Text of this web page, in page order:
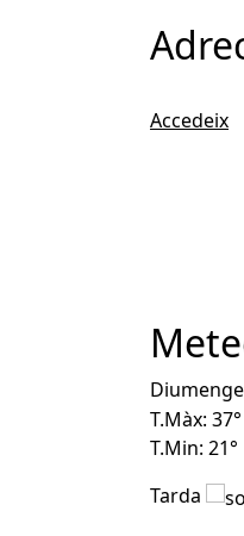
Accedeix
T.Màx: 37°
T.Min: 21°
Tarda